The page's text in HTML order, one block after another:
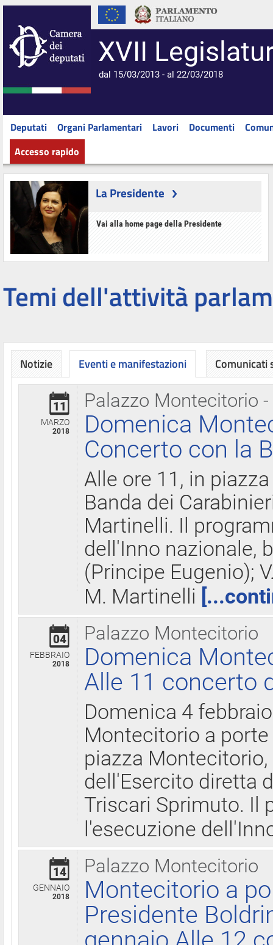
XVII
dal 15/03/2013 - al 22/03/2018
Deputati Organi Parlamentari Lavori Documenti
Accesso rapido
La Presidente
Vai alla home page della Presidente
Temi dell'attività
Notizie Eventi e manifestazioni
Palazzo Montecitorio
11
MARZO
2018
Domenica
Concerto con la
Alle ore 11, in
Banda dei
Martinelli. Il
dell'Inno nazionale,
(Principe Eugenio);
M. Martinelli
Palazzo Montecitorio
04
FEBBRAIO
2018
Domenica
Alle 11 concerto
Domenica 4
Montecitorio a
piazza
dell'Esercito diretta
Triscari Sprimuto. Il
l'esecuzione
Palazzo Montecitorio
14
GENNAIO
2018
Montecitorio a
Presidente
Comunicati